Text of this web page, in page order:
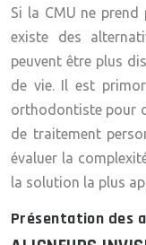
Si la CMU ne
existe des
peuvent être plus
de vie. Il est
orthodontiste pour
de traitement
évaluer la
la solution la plus
Présentation des